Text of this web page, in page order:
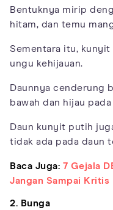
Bentuknya mirip
hitam, dan temu
Sementara itu,
ungu kehijauan.
Daunnya cenderung
bawah dan hijau
Daun kunyit putih
tidak ada pada daun
Baca Juga: 7 Gejala
Jangan Sampai Kritis
2. Bunga